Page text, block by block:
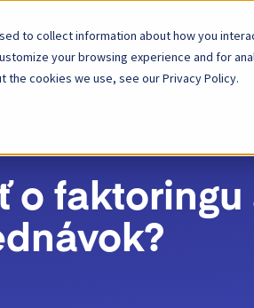
to collect information about how you
your browsing experience and for
cookies we use, see our Privacy Policy.
Riešenia Partner Ceny
o faktoringu